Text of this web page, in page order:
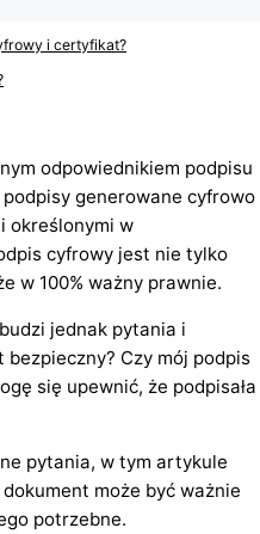
i certyfikat?
odpowiednikiem podpisu
generowane cyfrowo
określonymi w
cyfrowy jest nie tylko
w 100% ważny prawnie.
jednak pytania i
Czy mój podpis
się upewnić, że podpisała
pytania, w tym artykule
może być ważnie
potrzebne.